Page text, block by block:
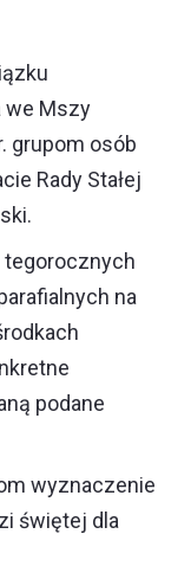
we Mszy
grupom osób
Rady Stałej
tegorocznych
na
podane
wyznaczenie
świętej dla